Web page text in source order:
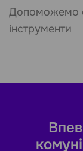
Допоможемо
інструменти